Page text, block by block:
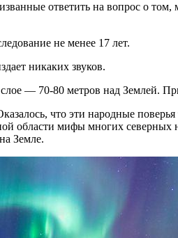
ответить на вопрос о том,
не менее 17 лет.
никаких звуков.
— 70-80 метров над Землей.
что эти народные
области мифы многих
Земле.